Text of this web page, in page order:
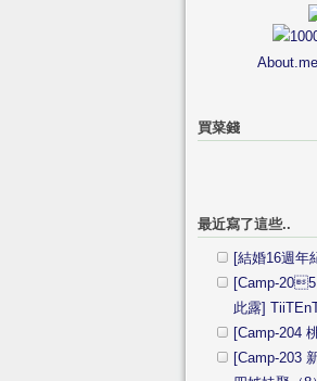
買菜錢
最近寫了這些..
[結婚16週年
[Camp-
此露]
[Camp-204
[Camp-203